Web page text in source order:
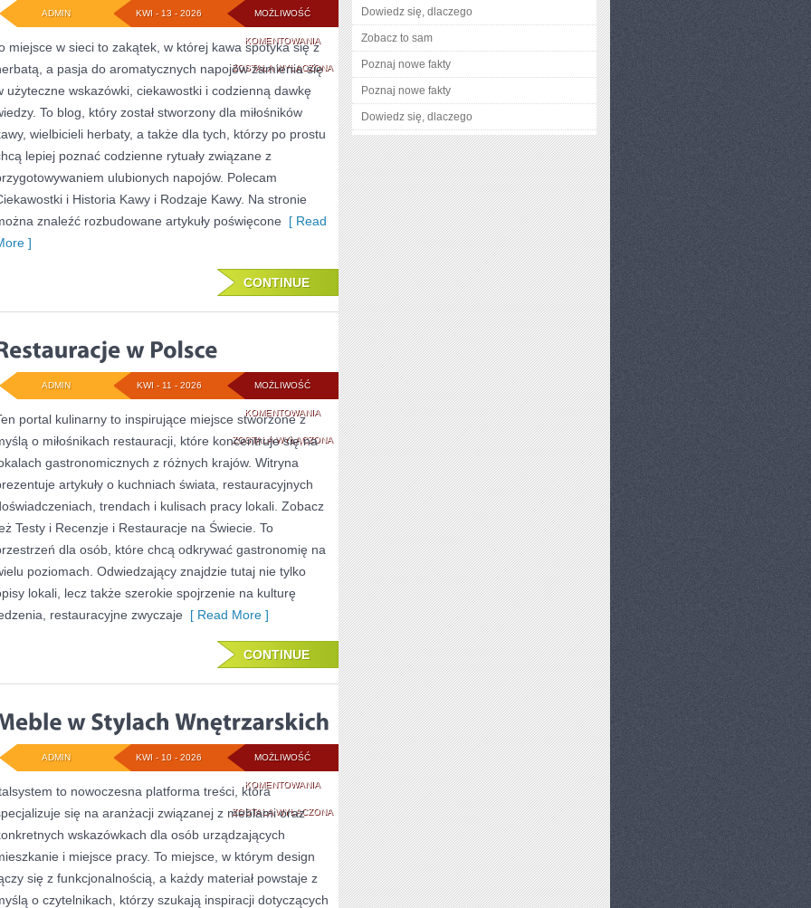
MOŻLIWOŚĆ
KOMENTOWANIAAKCESORIA
KAWOWE
ZOSTAŁA WYŁĄCZONA
KWI - 13 - 2026
ADMIN
miejsce w sieci to zakątek, w której kawa spotyka się z
a pasja do aromatycznych napojów zamienia się
użyteczne wskazówki, ciekawostki i codzienną dawkę
To blog, który został stworzony dla miłośników
wielbicieli herbaty, a także dla tych, którzy po prostu
lepiej poznać codzienne rytuały związane z
ulubionych napojów. Polecam
i Historia Kawy i Rodzaje Kawy. Na stronie
znaleźć rozbudowane artykuły poświęcone [ Read
]
CONTINUE
MOŻLIWOŚĆ
KOMENTOWANIARESTAURACJE
W
POLSCE
ZOSTAŁA WYŁĄCZONA
KWI - 11 - 2026
ADMIN
portal kulinarny to inspirujące miejsce stworzone z
o miłośnikach restauracji, które koncentruje się na
gastronomicznych z różnych krajów. Witryna
artykuły o kuchniach świata, restauracyjnych
trendach i kulisach pracy lokali. Zobacz
Testy i Recenzje i Restauracje na Świecie. To
dla osób, które chcą odkrywać gastronomię na
poziomach. Odwiedzający znajdzie tutaj nie tylko
lokali, lecz także szerokie spojrzenie na kulturę
restauracyjne zwyczaje [ Read More ]
CONTINUE
MOŻLIWOŚĆ
KOMENTOWANIAMEBLE
W
STYLACH
WNĘTRZARSKICH
ZOSTAŁA WYŁĄCZONA
KWI - 10 - 2026
ADMIN
to nowoczesna platforma treści, która
się na aranżacji związanej z meblami oraz
wskazówkach dla osób urządzających
i miejsce pracy. To miejsce, w którym design
się z funkcjonalnością, a każdy materiał powstaje z
o czytelnikach, którzy szukają inspiracji dotyczących
Dowiedz się, dlaczego
Zobacz to sam
Poznaj nowe fakty
Poznaj nowe fakty
Dowiedz się, dlaczego